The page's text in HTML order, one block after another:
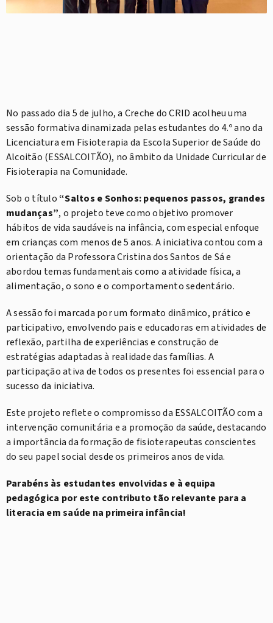
No passado dia 5 de julho, a Creche do CRID acolheu uma
sessão formativa dinamizada pelas estudantes do 4.º ano da
Licenciatura em Fisioterapia da Escola Superior de Saúde do
Alcoitão (ESSALCOITÃO), no âmbito da Unidade Curricular de
Fisioterapia na Comunidade.
Sob o título“Saltos e Sonhos: pequenos passos, grandes
mudanças”, o projeto teve como objetivo promover
hábitos de vida saudáveis na infância, com especial enfoque
em crianças com menos de 5 anos. A iniciativa contou com a
orientação da Professora Cristina dos Santos de Sá e
abordou temas fundamentais como a atividade física, a
alimentação, o sono e o comportamento sedentário.
A sessão foi marcada por um formato dinâmico, prático e
participativo, envolvendo pais e educadoras em atividades de
reflexão, partilha de experiências e construção de
estratégias adaptadas à realidade das famílias. A
participação ativa de todos os presentes foi essencial para o
sucesso da iniciativa.
Este projeto reflete o compromisso da ESSALCOITÃO com a
intervenção comunitária e a promoção da saúde, destacando
a importância da formação de fisioterapeutas conscientes
do seu papel social desde os primeiros anos de vida.
Parabéns às estudantes envolvidas e à equipa
pedagógica por este contributo tão relevante para a
literacia em saúde na primeira infância!